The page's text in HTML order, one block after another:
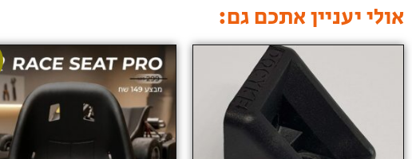
אולי יעניין אתכם גם: